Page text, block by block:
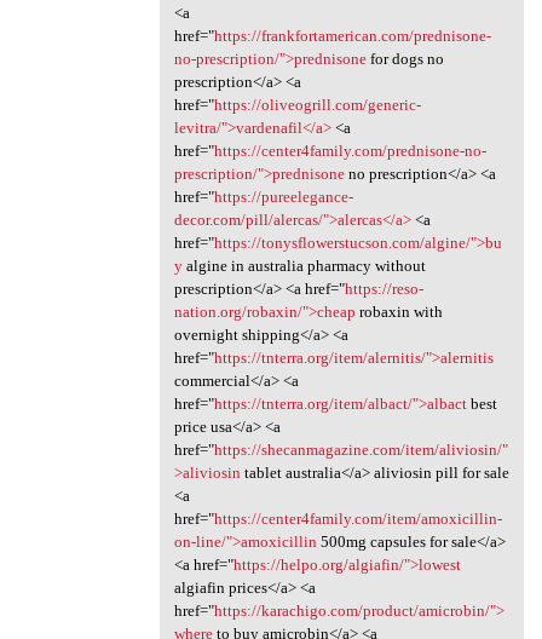
<a
href="https://frankfortamerican.com/prednisone-
no-prescription/">prednisonefor dogs no
prescription</a> <a
href="https://oliveogrill.com/generic-
levitra/">vardenafil</a><a
href="https://center4family.com/prednisone-no-
prescription/">prednisoneno prescription</a> <a
href="https://pureelegance-
decor.com/pill/alercas/">alercas</a><a
href="https://tonysflowerstucson.com/algine/">bu
yalgine in australia pharmacy without
prescription</a> <a href="https://reso-
nation.org/robaxin/">cheap robaxin with
overnight shipping</a> <a
href="https://tnterra.org/item/alernitis/">alernitis
commercial</a> <a
href="https://tnterra.org/item/albact/">albactbest
price usa</a> <a
href="https://shecanmagazine.com/item/aliviosin/"
>aliviosin tablet australia</a> aliviosin pill for sale
<a
href="https://center4family.com/item/amoxicillin-
on-line/">amoxicillin 500mg capsules for sale</a>
<a href="https://helpo.org/algiafin/">lowest
algiafin prices</a> <a
href="https://karachigo.com/product/amicrobin/">
whereto buy amicrobin</a> <a